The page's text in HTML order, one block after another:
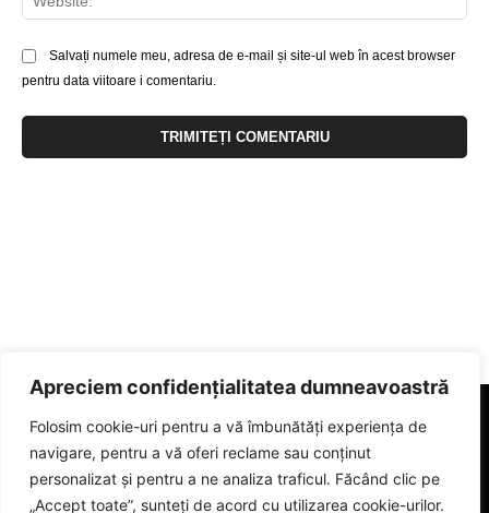
Apreciem confidențialitatea dumneavoastră
Folosim cookie-uri pentru a vă îmbunătăți experiența de
navigare, pentru a vă oferi reclame sau conținut
personalizat și pentru a ne analiza traficul. Făcând clic pe
„Accept toate”, sunteți de acord cu utilizarea cookie-urilor.
Salvați numele meu, adresa de e-mail și site-ul web în acest browser
pentru data viitoare i comentariu.